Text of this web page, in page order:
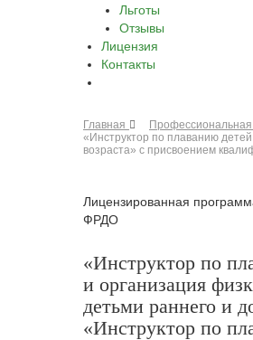
Льготы
Отзывы
Лицензия
Контакты
Главная
Профессиональная
«Инструктор по плаванию
возраста» с присвоением
Лицензированная
ФРДО
«Инструктор по
и организация
детьми раннего и
«Инструктор по